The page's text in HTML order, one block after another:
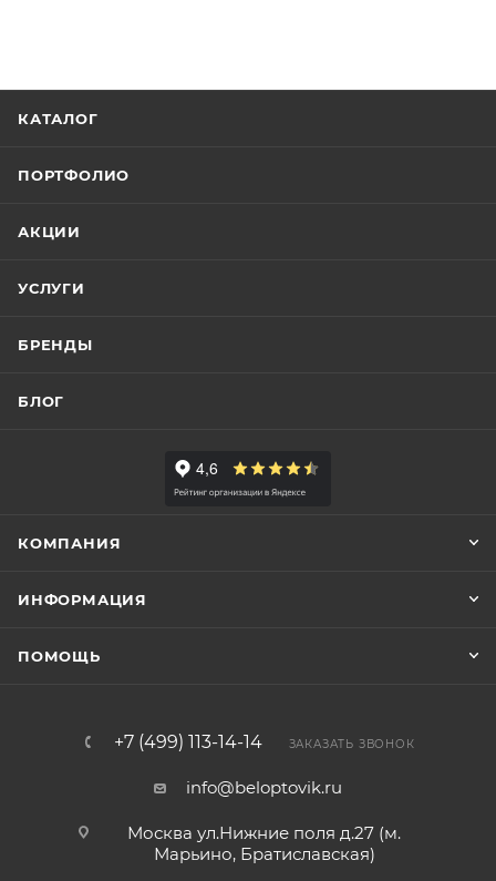
КАТАЛОГ
ПОРТФОЛИО
АКЦИИ
УСЛУГИ
БРЕНДЫ
БЛОГ
КОМПАНИЯ
ИНФОРМАЦИЯ
ПОМОЩЬ
+7 (499) 113-14-14 ЗАКАЗАТЬ ЗВОНОК
info@beloptovik.ru
Москва ул.Нижние поля д.27 (м.
Марьино, Братиславская)